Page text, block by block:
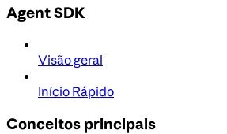
Agent SDK
Visão geral
Início Rápido
Conceitos principais